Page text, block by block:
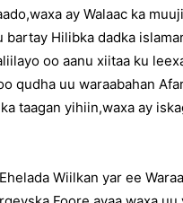
ay Walaac ka
bartay Hilibka dadka
oo aanu xiitaa ku
qudha uu waraabahan
taagan yihiin,waxa ay
Wiilkan yar ee